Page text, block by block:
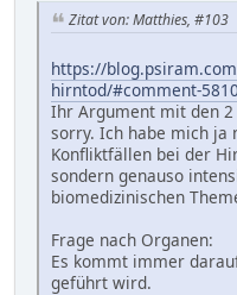
Zitat von: Matthies, #103
https://
hirntod/#comment-
Ihr Argument mit den 2
sorry. Ich habe mich
Konfliktfällen bei der
sondern genauso
biomedizinischen
Frage nach Organen:
Es kommt immer
geführt wird.